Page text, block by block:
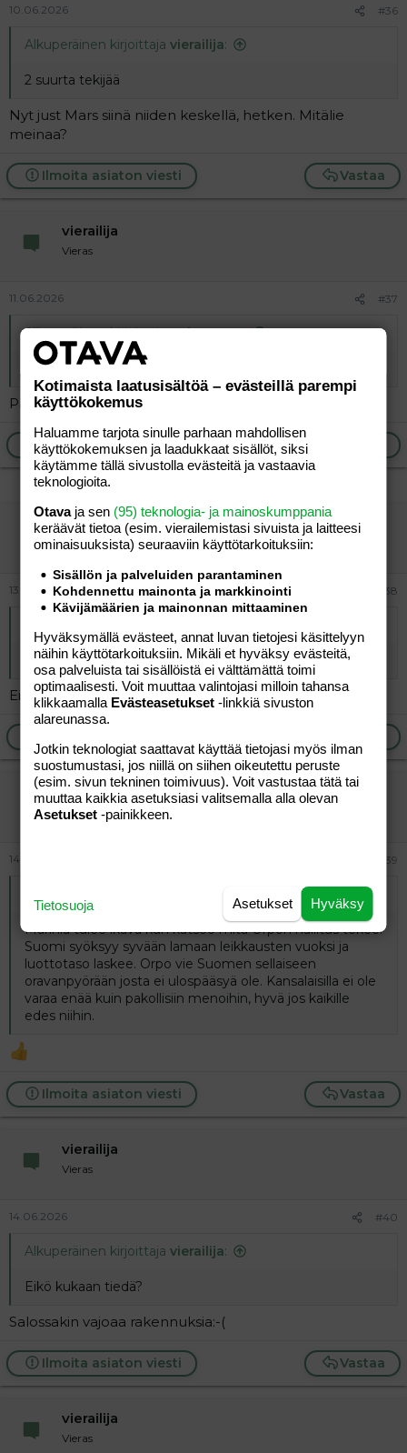
10.06.2026 #36
Alkuperäinen kirjoittaja vierailija:
2 suurta tekijää
Nyt just Mars siinä niiden keskellä, hetken. Mitälie
meinaa?
Vastaa
Ilmoita asiaton viesti
vierailija
Vieras
11.06.2026 #37
Alkuperäinen kirjoittajaPalstapesu:
Mutta Orpon rata huono, Sannan hyvä.
Painuuko maa Turussa sen radankin alta?
Ilmoita asiaton viesti
vierailija
Vieras
13.06.2026 #38
Painuuko maa Turussa sen radankin alta?
Eikö kukaan tiedä?
vierailija
Vieras
14.06.2026 #39
Marinia tulee ikävä kun katsoo mitä Orpon hallitus tekee.
Suomi syöksyy syvään lamaan leikkausten vuoksi ja
luottotaso laskee. Orpo vie Suomen sellaiseen
oravanpyörään josta ei ulospääsyä ole. Kansalaisilla ei ole
varaa enää kuin pakollisiin menoihin, hyvä jos kaikille
edes niihin.
Vastaa
Ilmoita asiaton viesti
vierailija
Vieras
14.06.2026 #40
Alkuperäinen kirjoittaja vierailija:
Eikö kukaan tiedä?
Salossakin vajoaa rakennuksia:-(
Vastaa
Ilmoita asiaton viesti
vierailija
Vieras
Kotimaista laatusisältöä – evästeillä parempi
käyttökokemus
Haluamme tarjota sinulle parhaan mahdollisen
käyttökokemuksen ja laadukkaat sisällöt, siksi
käytämme tällä sivustolla evästeitä ja vastaavia
teknologioita.
Otavaja sen (95) teknologia- ja mainoskumppania
keräävät tietoa (esim. vierailemis­tasi sivuista ja laitteesi
ominaisuuk­sista) seuraaviin käyttötarkoituksiin:
Sisällön ja palveluiden parantaminen
Kohdennettu mainonta ja markkinointi
Kävijämäärien ja mainonnan mittaaminen
Hyväksymällä evästeet, annat luvan tietojesi käsittelyyn
näihin käyttötarkoituksiin. Mikäli et hyväksy evästeitä,
osa palveluista tai sisällöistä ei välttämättä toimi
optimaalisesti. Voit muuttaa valintojasi milloin tahansa
klikkaamalla Evästeasetukset -linkkiä sivuston
alareunassa.
Jotkin teknologiat saattavat käyttää tietojasi myös ilman
suostumustasi, jos niillä on siihen oikeutettu peruste
(esim. sivun tekninen toimivuus). Voit vastustaa tätä tai
muuttaa kaikkia asetuksiasi valitsemalla alla olevan
Asetukset -painikkeen.
Hyväksy
Asetukset
Tietosuoja